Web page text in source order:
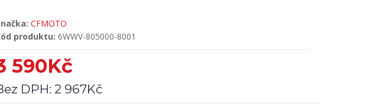
CFMOTO
produktu: 6WWV-805000-8001
590Kč
DPH: 2 967Kč